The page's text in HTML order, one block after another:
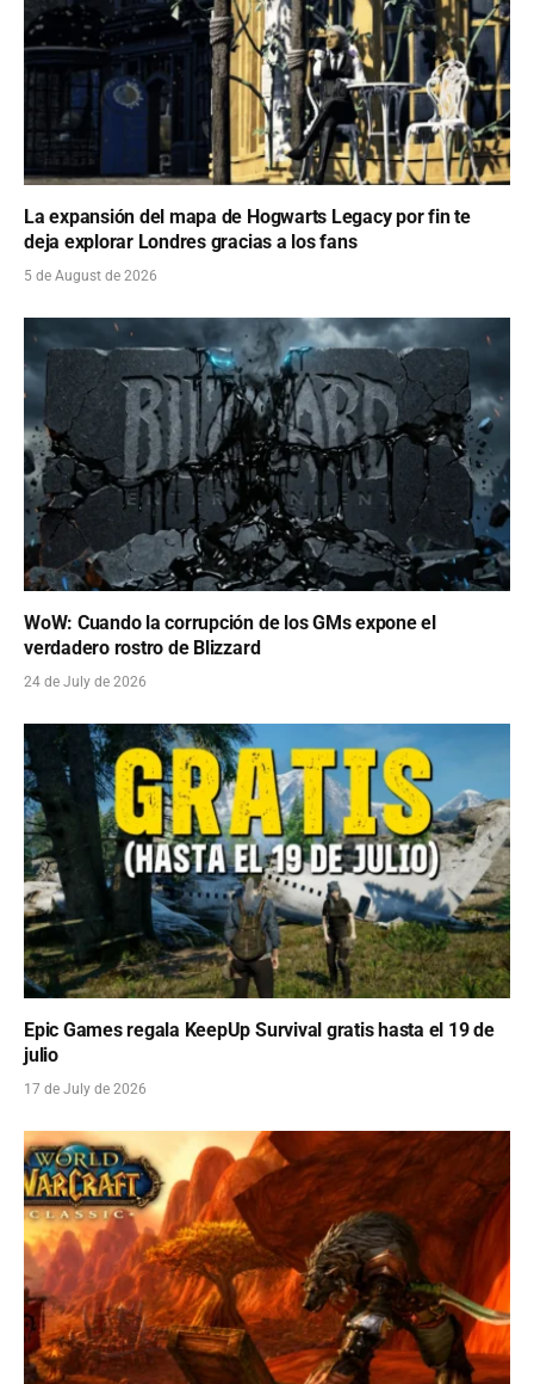
La expansión del mapa de Hogwarts Legacy por fin te
deja explorar Londres gracias a los fans
5 de August de 2026
WoW: Cuando la corrupción de los GMs expone el
verdadero rostro de Blizzard
24 de July de 2026
Epic Games regala KeepUp Survival gratis hasta el 19 de
julio
17 de July de 2026